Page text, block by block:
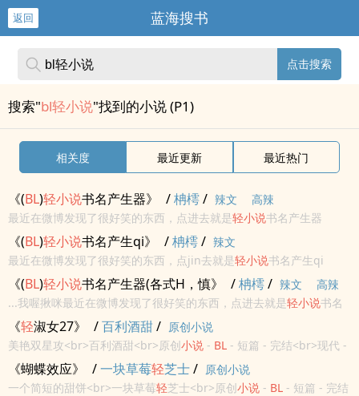
返回 蓝海搜书
点击搜索
搜索"bl轻小说"找到的小说 (P1)
相关度 最近更新 最近热门
《(BL)轻小说书名产生器》 /柟樗/ 辣文
高辣
最近在微博发现了很好笑的东西，点进去就是轻小说书名产生器
slot.ario.coachines60792 于是，脑洞比天大的我就决定要把自己抽
到的，觉得萌萌的书名都写成一篇篇的肉文 所以请大...
《(BL)轻小说书名产生qi》 /柟樗/ 辣文
最近在微博发现了很好笑的东西，点jin去就是轻小说书名产生qi
slot.ario.coachines60792 于是，脑dong比天大的我就决定要把自己
chou到的，觉得萌萌的书名都写成一篇...
《(BL)轻小说书名产生器(各式H，慎》 /柟樗/ 辣文
高辣
...我喔揪咪最近在微博发现了很好笑的东西，点进去就是轻小说书名
产生器......slot.ario.coachines60792......於是，脑洞比天大的我就决
定要把自己抽到的，觉得萌萌...
《轻淑女27》 /百利酒甜/ 原创小说
美艳双星攻<br>百利酒甜<br>原创小说 - BL - 短篇 - 完结<br>现代 -
双性 - 弱强 - 受宠攻<br>已完结/双星攻/一发即完/全文字数1w＋
<br>夏柳伊27岁了，这个...
《蝴蝶效应》 /一块草莓轻芝士/ 原创小说
一个简短的甜饼<br>一块草莓轻芝士<br>原创小说 - BL - 短篇 - 完结